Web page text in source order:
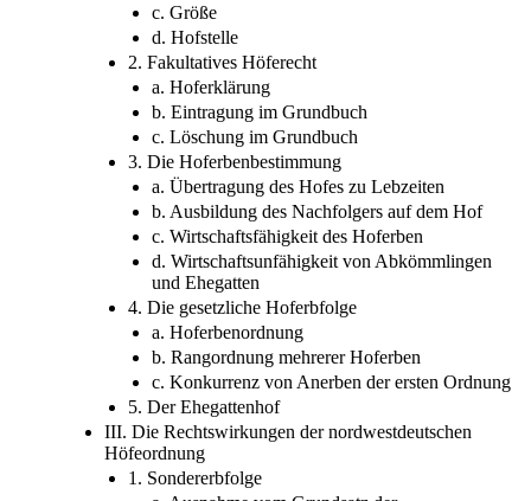
c. Größe
d. Hofstelle
2. Fakultatives Höferecht
a. Hoferklärung
b. Eintragung im Grundbuch
c. Löschung im Grundbuch
3. Die Hoferbenbestimmung
a. Übertragung des Hofes zu Lebzeiten
b. Ausbildung des Nachfolgers auf dem Hof
c. Wirtschaftsfähigkeit des Hoferben
d. Wirtschaftsunfähigkeit von Abkömmlingen
und Ehegatten
4. Die gesetzliche Hoferbfolge
a. Hoferbenordnung
b. Rangordnung mehrerer Hoferben
c. Konkurrenz von Anerben der ersten Ordnung
5. Der Ehegattenhof
III. Die Rechtswirkungen der nordwestdeutschen
Höfeordnung
1. Sondererbfolge